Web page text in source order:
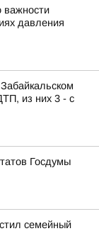
важности
давления
из них 3 - с
Госдумы
семейный